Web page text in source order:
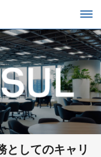
としてのキャリ